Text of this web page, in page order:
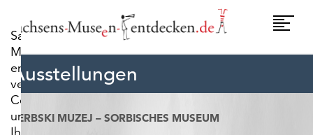
Sachsens-
Museen-
entdecken.de
verwendet
Cookies,
um
Ausstellungen
SERBSKI MUZEJ – SORBISCHES MUSEUM